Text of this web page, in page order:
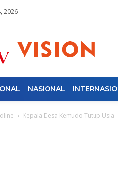
2026
NASIONAL
Kepala Desa Kemudo Tutup Usia